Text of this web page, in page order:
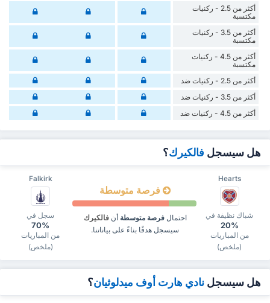
أكثر من 2.5 - ركنيات
مكتسبة
أكثر من 3.5 - ركنيات
مكتسبة
أكثر من 4.5 - ركنيات
مكتسبة
أكثر من 2.5 - ركنيات ضد
أكثر من 3.5 - ركنيات ضد
أكثر من 4.5 - ركنيات ضد
هل سيسجل فالكيرك؟
Falkirk Hearts
سجل في
70%
من المباريات
(ملخص)
فرصة متوسطة
احتمالفرصة متوسطة أنفالكيرك
سيسجل هدفًا بناءً على بياناتنا.
شباك نظيفة في
20%
من المباريات
(ملخص)
هل سيسجل نادي هارت أوف ميدلوثيان؟